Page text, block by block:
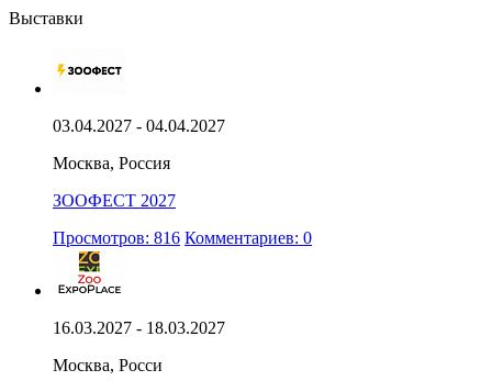
Выставки
03.04.2027 - 04.04.2027
Москва, Россия
ЗООФЕСТ 2027
Просмотров: 816 Комментариев: 0
16.03.2027 - 18.03.2027
Москва, Росси